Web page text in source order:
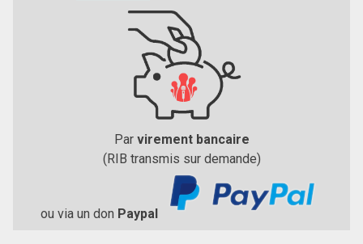
Par virement bancaire
(RIB transmis sur demande)
ou via un don Paypal